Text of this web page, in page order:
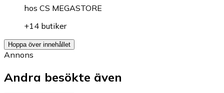
hos CS MEGASTORE
+14 butiker
Hoppa över innehållet
Annons
Andra besökte även